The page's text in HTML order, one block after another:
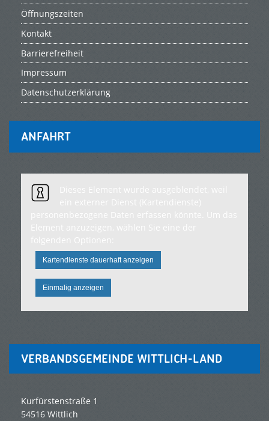
Öffnungszeiten
Kontakt
Barrierefreiheit
Impressum
Datenschutzerklärung
ANFAHRT
Kartendienste dauerhaft anzeigen
Einmalig anzeigen
VERBANDSGEMEINDE WITTLICH-LAND
Kurfürstenstraße 1
54516 Wittlich